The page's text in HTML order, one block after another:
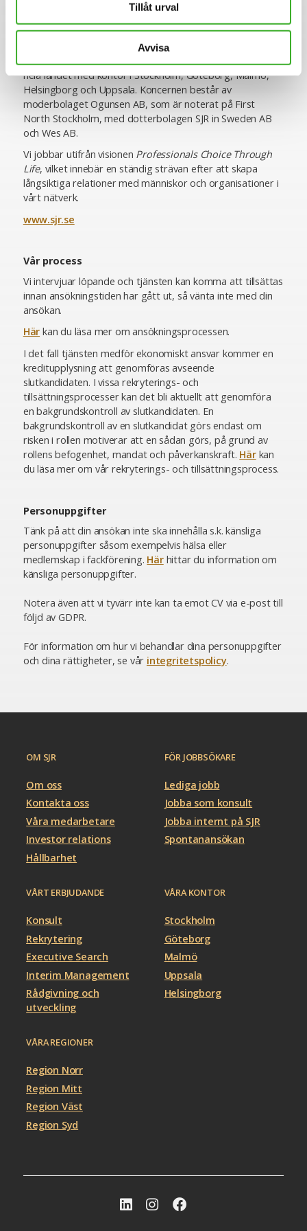
Tillåt urval
Avvisa
erbjuder specialistkompetens inom ekonomi och finans,
HR och lön, inköp och logistik, IT, juridik och compliance,
SJR är idag cirka 400 medarbetare och verksamma över
hela landet med kontor i Stockholm, Göteborg, Malmö,
Helsingborg och Uppsala. Koncernen består av
moderbolaget Ogunsen AB, som är noterat på First
North Stockholm, med dotterbolagen SJR in Sweden AB
och Wes AB.
Vi jobbar utifrån visionen Professionals Choice Through
Life, vilket innebär en ständig strävan efter att skapa
långsiktiga relationer med människor och organisationer i
vårt nätverk.
www.sjr.se
Vår process
Vi intervjuar löpande och tjänsten kan komma att tillsättas
innan ansökningstiden har gått ut, så vänta inte med din
ansökan.
Här kan du läsa mer om ansökningsprocessen.
I det fall tjänsten medför ekonomiskt ansvar kommer en
kreditupplysning att genomföras avseende
slutkandidaten. I vissa rekryterings- och
tillsättningsprocesser kan det bli aktuellt att genomföra
en bakgrundskontroll av slutkandidaten. En
bakgrundskontroll av en slutkandidat görs endast om
risken i rollen motiverar att en sådan görs, på grund av
rollens befogenhet, mandat och påverkanskraft. Härkan
du läsa mer om vår rekryterings- och tillsättningsprocess.
Personuppgifter
Tänk på att din ansökan inte ska innehålla s.k. känsliga
personuppgifter såsom exempelvis hälsa eller
medlemskap i fackförening. Härhittar du information om
känsliga personuppgifter.
Notera även att vi tyvärr inte kan ta emot CV via e-post till
följd av GDPR.
För information om hur vi behandlar dina personuppgifter
och dina rättigheter, se vår integritetspolicy.
OM SJR
Om oss
Kontakta oss
Våra medarbetare
Investor relations
Hållbarhet
FÖR JOBBSÖKARE
Lediga jobb
Jobba som konsult
Jobba internt på SJR
Spontanansökan
VÅRT ERBJUDANDE
Konsult
Rekrytering
Executive Search
Interim Management
Rådgivning och
utveckling
VÅRA KONTOR
Stockholm
Göteborg
Malmö
Uppsala
Helsingborg
VÅRA REGIONER
Region Norr
Region Mitt
Region Väst
Region Syd